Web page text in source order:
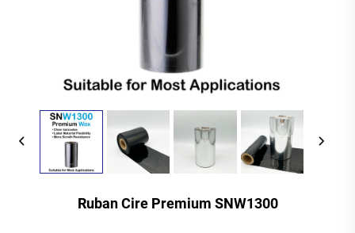
Ruban Cire Premium SNW1300